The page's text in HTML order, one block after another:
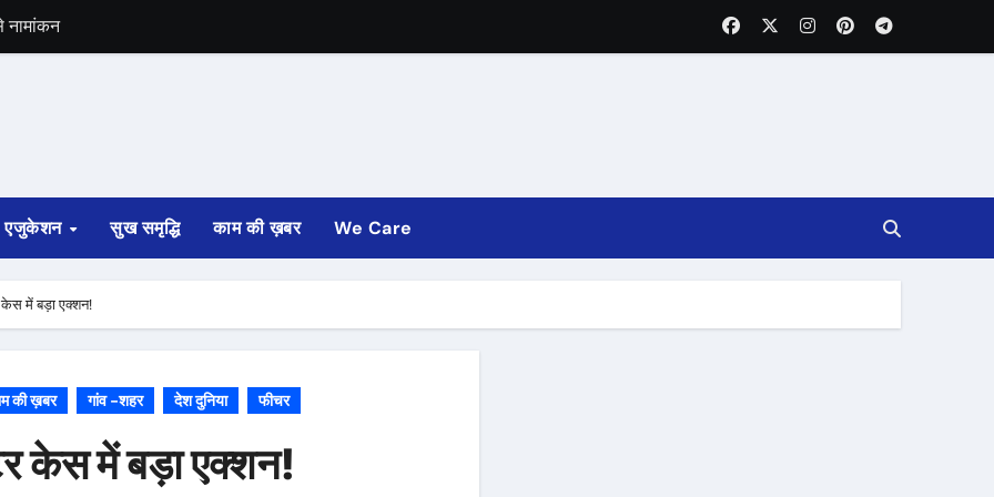
नामांकन
आएगा रिजल्ट
चौधरी
एजुकेशन सुख समृद्धि काम की ख़बर We Care
केस में बड़ा एक्शन!
की ख़बर गांव -शहर देश दुनिया फीचर
केस में बड़ा एक्शन!